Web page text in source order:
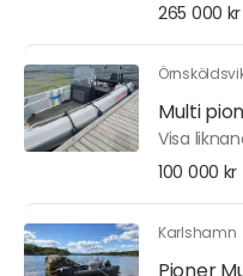
265 000 kr
Multi
Visa
100 000 kr
Karlshamn